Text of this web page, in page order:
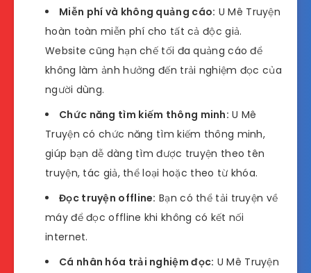
Miễn phí và không quảng cáo: U Mê Truyện
hoàn toàn miễn phí cho tất cả độc giả.
Website cũng hạn chế tối đa quảng cáo để
không làm ảnh hưởng đến trải nghiệm đọc của
người dùng.
Chức năng tìm kiếm thông minh: U Mê
Truyện có chức năng tìm kiếm thông minh,
giúp bạn dễ dàng tìm được truyện theo tên
truyện, tác giả, thể loại hoặc theo từ khóa.
Đọc truyện offline: Bạn có thể tải truyện về
máy để đọc offline khi không có kết nối
internet.
Cá nhân hóa trải nghiệm đọc: U Mê Truyện